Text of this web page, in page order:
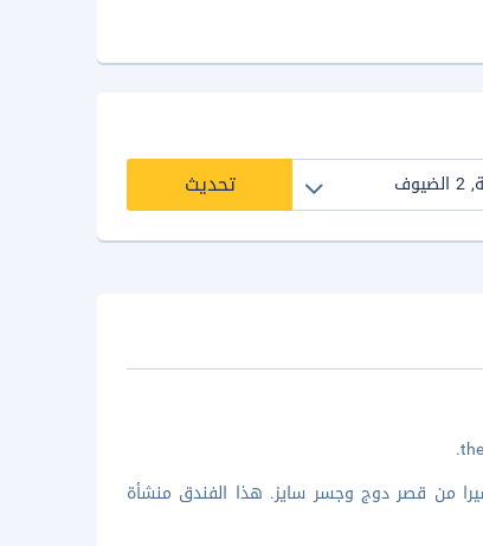
تحديث
من قصر دوج وجسر سايز. هذا الفندق منشأة